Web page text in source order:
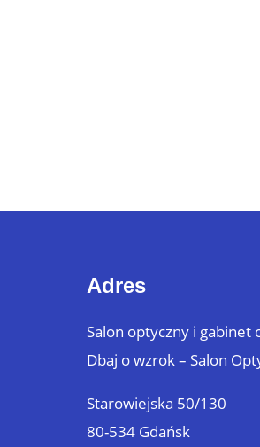
Adres
Salon optyczny i
Dbaj o wzrok – Salon
Starowiejska 50/130
80-534 Gdańsk